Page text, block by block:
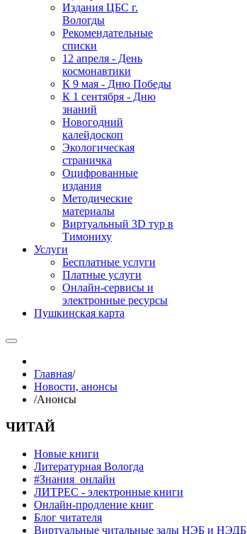
Издания ЦБС г.
Вологды
Рекомендательные
списки
12 апреля - День
космонавтики
К 9 мая - Дню Победы
К 1 сентября - Дню
знаний
Новогодний
калейдоскоп
Экологическая
страничка
Оцифрованные
издания
Методические
материалы
Виртуальный 3D тур в
Тимониху
Услуги
Бесплатные услуги
Платные услуги
Онлайн-сервисы и
электронные ресурсы
Пушкинская карта
Главная/
Новости, анонсы
/Анонсы
ЧИТАЙ
Новые книги
Литературная Вологда
#Знания_онлайн
ЛИТРЕС - электронные книги
Онлайн-продление книг
Блог читателя
Виртуальные читальные залы НЭБ и НЭДБ